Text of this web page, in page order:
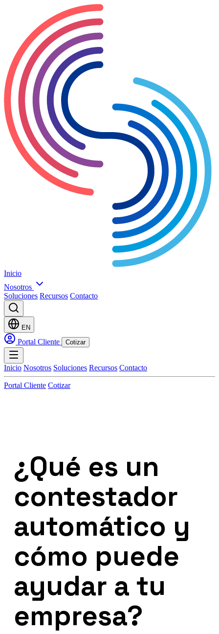
Inicio
Nosotros
Soluciones Recursos Contacto
EN
Portal Cliente Cotizar
Inicio Nosotros Soluciones Recursos Contacto
Portal Cliente Cotizar
¿Qué es un
contestador
automático y
cómo puede
ayudar a tu
empresa?